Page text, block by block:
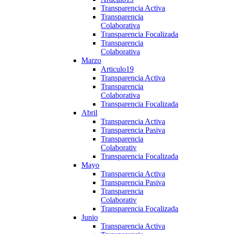
Transparencia Activa
Transparencia
Colaborativa
Transparencia Focalizada
Transparencia
Colaborativa
Marzo
Articulo19
Transparencia Activa
Transparencia
Colaborativa
Transparencia Focalizada
Abril
Transparencia Activa
Transparencia Pasiva
Transparencia
Colaborativ
Transparencia Focalizada
Mayo
Transparencia Activa
Transparencia Pasiva
Transparencia
Colaborativ
Transparencia Focalizada
Junio
Transparencia Activa